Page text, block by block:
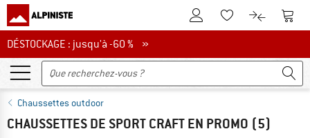
Vers le compte client
Vers la liste
Vers le
DÉSTOCKAGE : jusqu'à -60 %
DÉSTOCKAGE : jusqu'à -60 % »
Chaussettes outdoor
CHAUSSETTES DE SPORT CRAFT EN PROMO (5)